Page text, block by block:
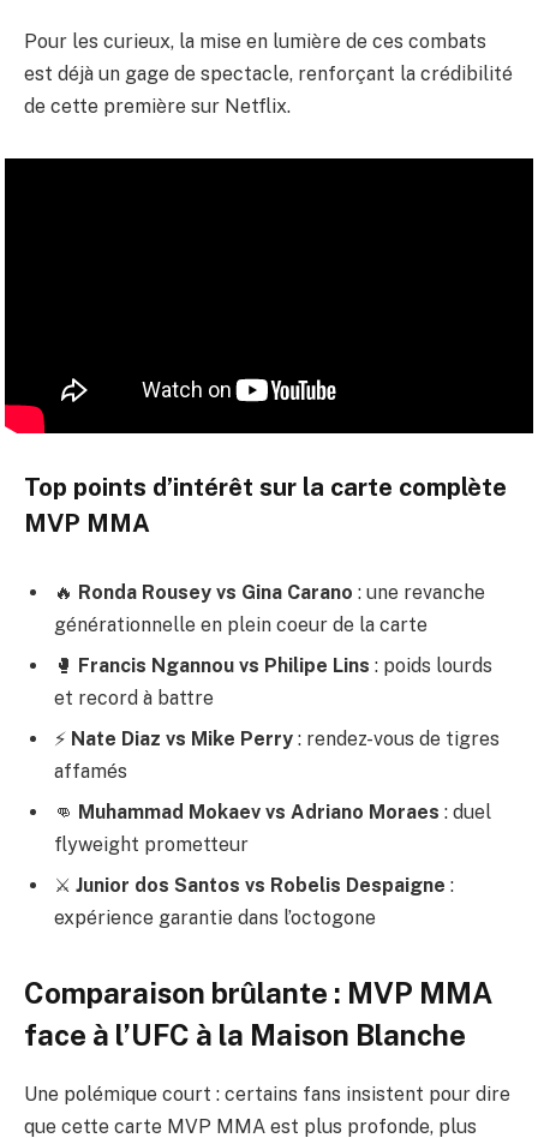
Pour les curieux, la mise en lumière de ces combats
est déjà un gage de spectacle, renforçant la crédibilité
de cette première sur Netflix.
Top points d’intérêt sur la carte complète
MVP MMA
🔥 Ronda Rousey vs Gina Carano : une revanche
générationnelle en plein coeur de la carte
🥊 Francis Ngannou vs Philipe Lins : poids lourds
et record à battre
⚡ Nate Diaz vs Mike Perry : rendez-vous de tigres
affamés
👊 Muhammad Mokaev vs Adriano Moraes : duel
flyweight prometteur
⚔️ Junior dos Santos vs Robelis Despaigne :
expérience garantie dans l’octogone
Comparaison brûlante : MVP MMA
face à l’UFC à la Maison Blanche
Une polémique court : certains fans insistent pour dire
que cette carte MVP MMA est plus profonde, plus